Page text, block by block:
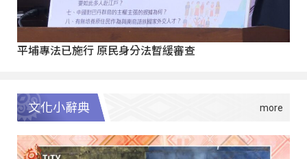
平埔專法已施行 原民身分法暫緩審查
文化小辭典